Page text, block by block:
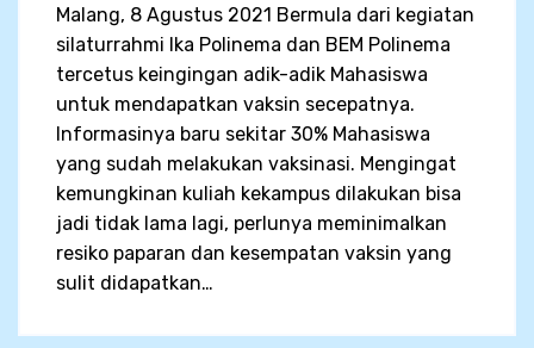
Malang, 8 Agustus 2021 Bermula dari kegiatan
silaturrahmi Ika Polinema dan BEM Polinema
tercetus keingingan adik-adik Mahasiswa
untuk mendapatkan vaksin secepatnya.
Informasinya baru sekitar 30% Mahasiswa
yang sudah melakukan vaksinasi. Mengingat
kemungkinan kuliah kekampus dilakukan bisa
jadi tidak lama lagi, perlunya meminimalkan
resiko paparan dan kesempatan vaksin yang
sulit didapatkan…